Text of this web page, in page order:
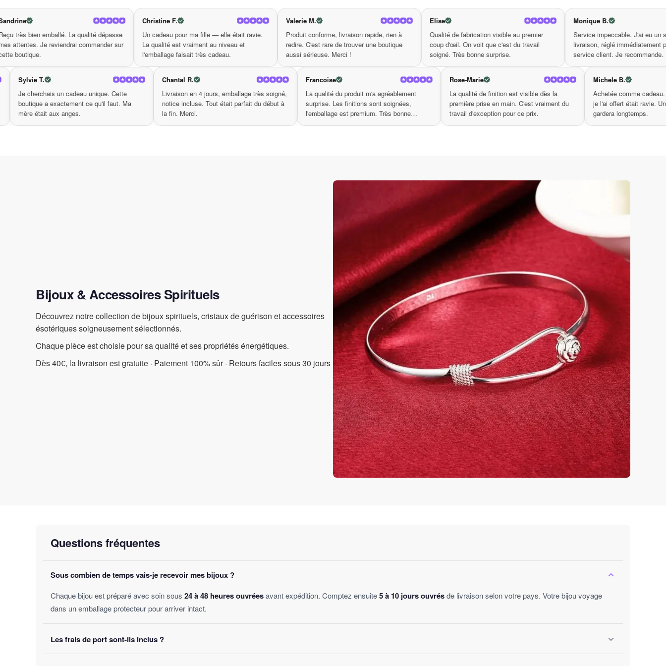
Grâce aux nuances chaleureuses et à la douceur de ses matériaux, ce bracelet incarne également l’inspiration. La combinaison de la couleur orange de la
pierre œil de tigre et du cristal gravé réveillera votre créativité tout en renforçant votre assurance personnelle. Donnez vie à votre style personnel avec ce
magnifique bracelet œilde tigre – un véritable atout pour exprimer votre individualité.
Ne laissez pas passer l’occasion de vous offrir cet accessoire inestimable. Transformez votre look avec notre bracelet œil de tigre et laissez-le devenir
votre nouvel objet fétiche. En portant ce bijou unique, vous ne faites pas que suivre la tendance ; vous affirmez votre personnalité et votre goût pour
l’élégance. N’attendez plus, ajoutez ce magnifique bracelet à votre collection et découvrez la puissance du style au quotidien !
qualité dépasse
commander sur
Christine F.
Un cadeau pour ma fille — elle était ravie.
La qualité est vraiment au niveau et
l'emballage faisait très cadeau.
Valerie M.
Produit conforme, livraison rapide, rien à
redire. C'est rare de trouver une boutique
aussi sérieuse. Merci !
Qualité de fabrication visible au premier
coup d'œil. On voit que c'est du travail
soigné. Très bonne surprise.
Monique B.
Service impeccable. J'ai eu un souci de
livraison, réglé immédiatement par le
service client. Je recommande.
Qualité identique à la
ce qu'on
de confiance.
Je cherchais un cadeau unique. Cette
boutique a exactement ce qu'il faut. Ma
Chantal R.
Livraison en 4 jours, emballage très soigné,
notice incluse. Tout était parfait du début à
Francoise
La qualité du produit m'a agréablement
surprise. Les finitions sont soignées,
l'emballage est premium. Très bonne
Rose-Marie
La qualité de finition est visible dès la
première prise en main. C'est vraiment du
travail d'exception pour ce prix.
Bijoux & Accessoires Spirituels
Découvrez notre collection de bijoux spirituels, cristaux de guérison et accessoires
ésotériques soigneusement sélectionnés.
Chaque pièce est choisie pour sa qualité et ses propriétés énergétiques.
Dès 40€, la livraison est gratuite · Paiement 100% sûr · Retours faciles sous 30 jours
Questions fréquentes
Sous combien de temps vais-je recevoir mes bijoux ?
Chaque bijou est préparé avec soin sous 24 à 48 heures ouvréesavant expédition. Comptez ensuite5 à 10 jours ouvrésde livraison selon votre pays. Votre bijou voyage
dans un emballage protecteur pour arriver intact.
Les frais de port sont-ils inclus ?